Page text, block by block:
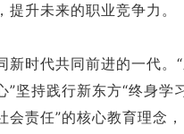
提升未来的职业竞争力。
新时代共同前进的一代。
”坚持践行新东方“终身学
会责任”的核心教育理念